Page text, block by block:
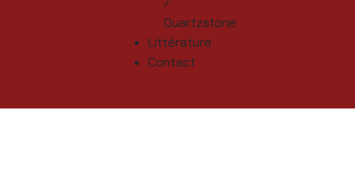
Quartzstone
Littérature
Contact